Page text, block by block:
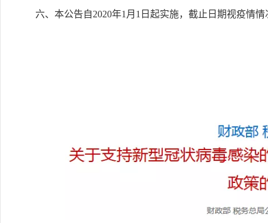
六、本公告自2020年1月1日起实施，截止日期视疫情